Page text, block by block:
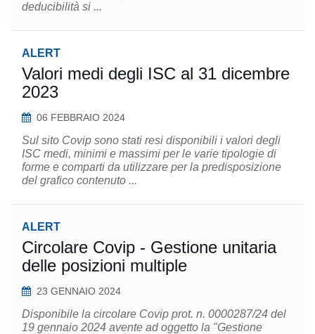
deducibilità si ...
ALERT
Valori medi degli ISC al 31 dicembre
2023
06 FEBBRAIO 2024
Sul sito Covip sono stati resi disponibili i valori degli
ISC medi, minimi e massimi per le varie tipologie di
forme e comparti da utilizzare per la predisposizione
del grafico contenuto ...
ALERT
Circolare Covip - Gestione unitaria
delle posizioni multiple
23 GENNAIO 2024
Disponibile la circolare Covip prot. n. 0000287/24 del
19 gennaio 2024 avente ad oggetto la "Gestione